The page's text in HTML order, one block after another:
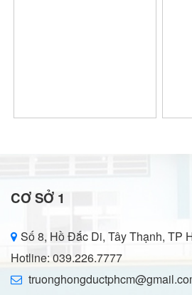
CƠ SỞ 1
Số 8, Hồ Đắc Di, Tây Thạnh, TP
Hotline: 039.226.7777